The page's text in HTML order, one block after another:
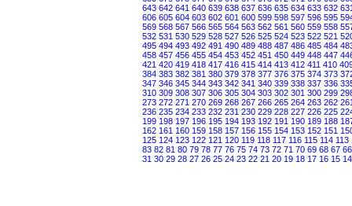
643 642 641 640 639 638 637 636 635 634 633 632
606 605 604 603 602 601 600 599 598 597 596 595
569 568 567 566 565 564 563 562 561 560 559 558
532 531 530 529 528 527 526 525 524 523 522 521
495 494 493 492 491 490 489 488 487 486 485 484
458 457 456 455 454 453 452 451 450 449 448 447
421 420 419 418 417 416 415 414 413 412 411 410
384 383 382 381 380 379 378 377 376 375 374 373
347 346 345 344 343 342 341 340 339 338 337 336
310 309 308 307 306 305 304 303 302 301 300 299
273 272 271 270 269 268 267 266 265 264 263 262
236 235 234 233 232 231 230 229 228 227 226 225
199 198 197 196 195 194 193 192 191 190 189 188
162 161 160 159 158 157 156 155 154 153 152 151
125 124 123 122 121 120 119 118 117 116 115 114 113
83 82 81 80 79 78 77 76 75 74 73 72 71 70 69 68 67 66
31 30 29 28 27 26 25 24 23 22 21 20 19 18 17 16 15 14